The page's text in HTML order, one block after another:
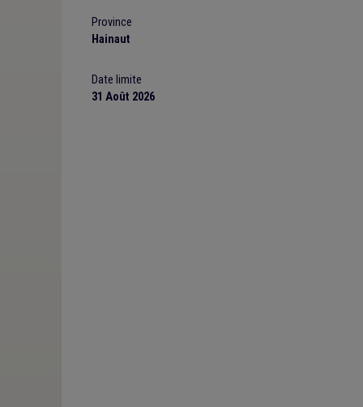
Province
Hainaut
Date limite
31 Août 2026